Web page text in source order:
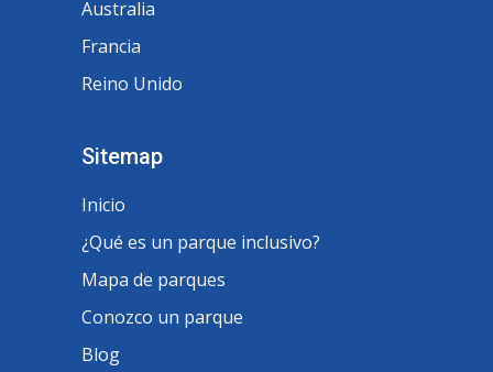
Australia
Francia
Reino Unido
Sitemap
Inicio
¿Qué es un parque inclusivo?
Mapa de parques
Conozco un parque
Blog